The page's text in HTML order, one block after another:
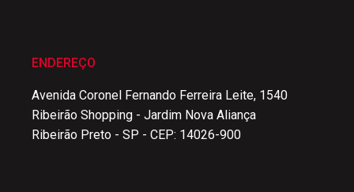
ENDEREÇO
Avenida Coronel Fernando Ferreira Leite, 1540
Ribeirão Shopping - Jardim Nova Aliança
Ribeirão Preto - SP - CEP: 14026-900